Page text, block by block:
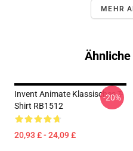
MEHR
Invent Animate Klassisches T-
Shirt RB1512
20,93 £ - 24,09 £
-20%